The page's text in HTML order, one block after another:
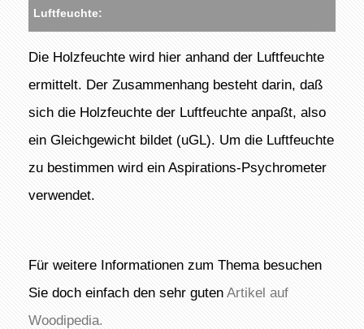
Luftfeuchte:
Die Holzfeuchte wird hier anhand der Luftfeuchte
ermittelt. Der Zusammenhang besteht darin, daß
sich die Holzfeuchte der Luftfeuchte anpaßt, also
ein Gleichgewicht bildet (uGL). Um die Luftfeuchte
zu bestimmen wird ein Aspirations-Psychrometer
verwendet.
Für weitere Informationen zum Thema besuchen
Sie doch einfach den sehr guten Artikel auf
Woodipedia.